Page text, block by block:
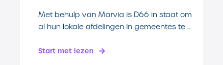
Met behulp van Marvia is D66 in staat om
al hun lokale afdelingen in gemeentes te ...
Start met lezen